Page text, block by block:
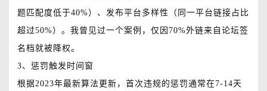
题匹配度低于40%）、发布平台多样性（同一平台链接占比
超过50%）。我曾见过一个案例，仅因70%外链来自论坛签
名档就被降权。
3、惩罚触发时间窗
根据2023年最新算法更新，首次违规的惩罚通常在7-14天